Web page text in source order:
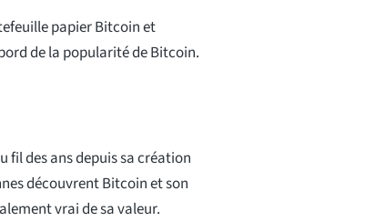
papier Bitcoin et
de la popularité de Bitcoin.
fil des ans depuis sa création
découvrent Bitcoin et son
vrai de sa valeur.